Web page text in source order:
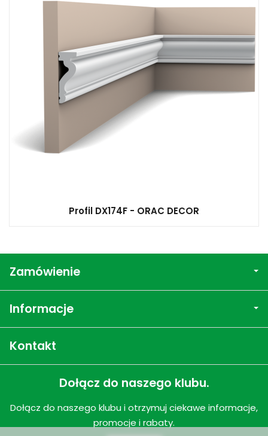
Profil DX174F - ORAC DECOR
Zamówienie
Informacje
Kontakt
Dołącz do naszego klubu.
Dołącz do naszego klubu i otrzymuj ciekawe informacje,
promocje i rabaty.